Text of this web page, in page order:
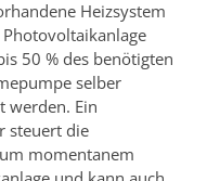
Heizsystem
50 % des benötigten
selber
werden. Ein
steuert die
momentanem